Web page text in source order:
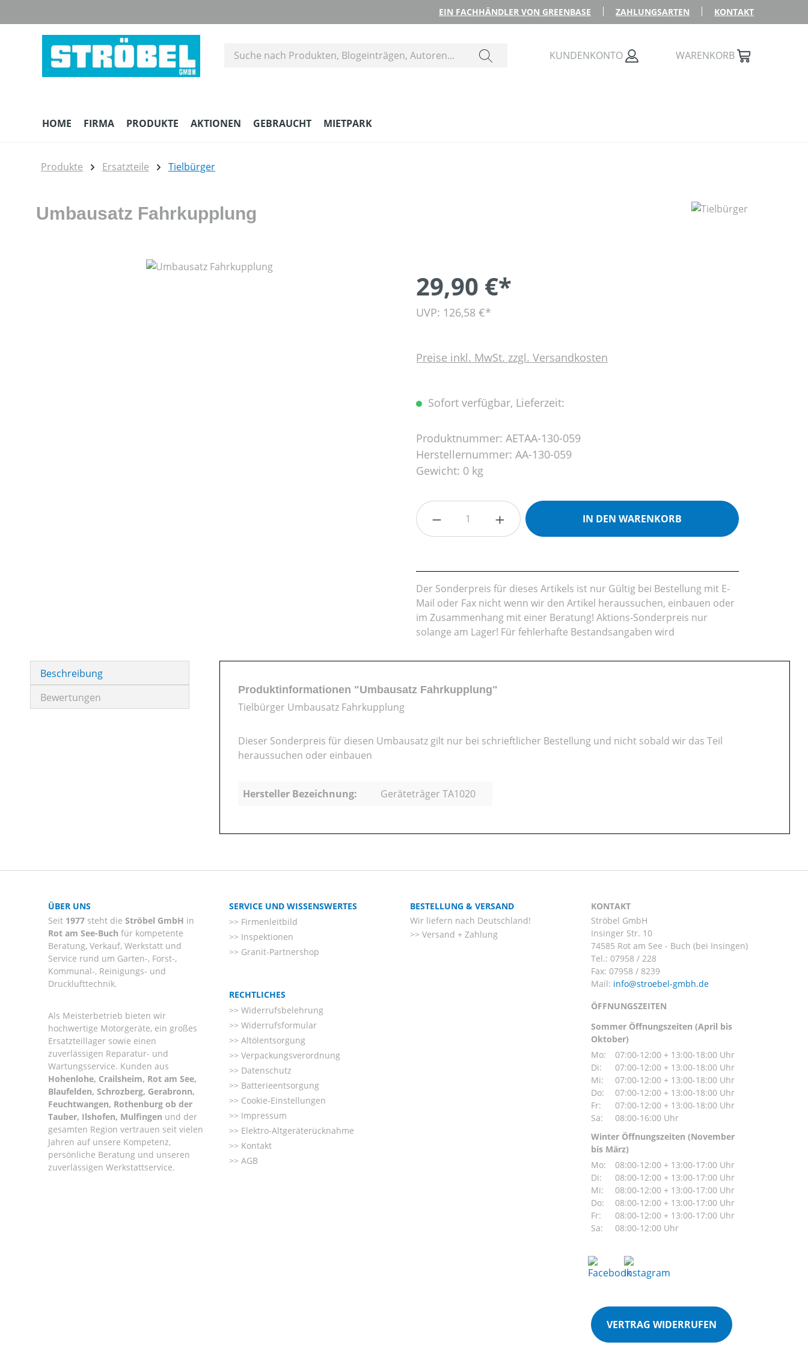
EIN FACHHÄNDLER VON GREENBASE ZAHLUNGSARTEN KONTAKT
KUNDENKONTO WARENKORB
HOME FIRMA PRODUKTE AKTIONEN GEBRAUCHT MIETPARK
Produkte Ersatzteile Tielbürger
Umbausatz Fahrkupplung
Bildergalerie überspringen
29,90 €*
UVP: 126,58 €*
Preise inkl. MwSt. zzgl. Versandkosten
Sofort verfügbar, Lieferzeit:
Produktnummer: AETAA-130-059
Herstellernummer: AA-130-059
Gewicht: 0 kg
Produkt Anzahl: Gib den gewünschten Wert ein oder
IN DEN WARENKORB
Der Sonderpreis für dieses Artikels ist nur Gültig bei Bestellung mit E-
Mail oder Fax nicht wenn wir den Artikel heraussuchen, einbauen oder
im Zusammenhang mit einer Beratung! Aktions-Sonderpreis nur
solange am Lager! Für fehlerhafte Bestandsangaben wird
Beschreibung
Bewertungen
Produktinformationen "Umbausatz Fahrkupplung"
Tielbürger Umbausatz Fahrkupplung
Dieser Sonderpreis für diesen Umbausatz gilt nur bei schrieftlicher Bestellung und nicht sobald wir das Teil
heraussuchen oder einbauen
Hersteller Bezeichnung: Geräteträger TA1020
ÜBER UNS
Seit 1977 steht die Ströbel GmbH in
Rot am See-Buch für kompetente
Beratung, Verkauf, Werkstatt und
Service rund um Garten-, Forst-,
Kommunal-, Reinigungs- und
Drucklufttechnik.
Als Meisterbetrieb bieten wir
hochwertige Motorgeräte, ein großes
Ersatzteillager sowie einen
zuverlässigen Reparatur- und
Wartungsservice. Kunden aus
Hohenlohe, Crailsheim, Rot am See,
Blaufelden, Schrozberg, Gerabronn,
Feuchtwangen, Rothenburg ob der
Tauber, Ilshofen, Mulfingen und der
gesamten Region vertrauen seit vielen
Jahren auf unsere Kompetenz,
persönliche Beratung und unseren
zuverlässigen Werkstattservice.
SERVICE UND WISSENSWERTES
Firmenleitbild
Inspektionen
Granit-Partnershop
RECHTLICHES
Widerrufsbelehrung
Widerrufsformular
Altölentsorgung
Verpackungsverordnung
Datenschutz
Batterieentsorgung
Cookie-Einstellungen
Impressum
Elektro-Altgeräterücknahme
Kontakt
AGB
BESTELLUNG & VERSAND
Wir liefern nach Deutschland!
Versand + Zahlung
KONTAKT
Ströbel GmbH
Insinger Str. 10
74585 Rot am See - Buch (bei Insingen)
Tel.: 07958 / 228
Fax: 07958 / 8239
Mail:
ÖFFNUNGSZEITEN
Sommer Öffnungszeiten (April bis
Oktober)
Mo:
07:00-12:00 + 13:00-18:00 Uhr
Di:
07:00-12:00 + 13:00-18:00 Uhr
Mi:
07:00-12:00 + 13:00-18:00 Uhr
Do:
07:00-12:00 + 13:00-18:00 Uhr
Fr:
07:00-12:00 + 13:00-18:00 Uhr
Sa:
08:00-16:00 Uhr
Winter Öffnungszeiten (November
bis März)
Mo:
08:00-12:00 + 13:00-17:00 Uhr
Di:
08:00-12:00 + 13:00-17:00 Uhr
Mi:
08:00-12:00 + 13:00-17:00 Uhr
Do:
08:00-12:00 + 13:00-17:00 Uhr
Fr:
08:00-12:00 + 13:00-17:00 Uhr
Sa:
08:00-12:00 Uhr
VERTRAG WIDERRUFEN